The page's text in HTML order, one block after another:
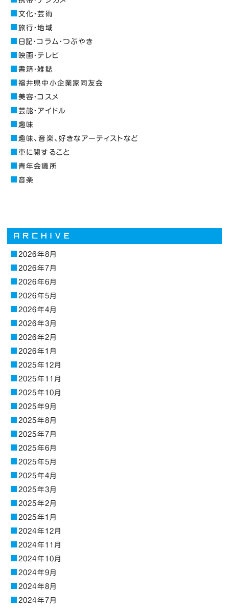
文化・芸術
旅行・地域
日記・コラム・つぶやき
映画・テレビ
書籍・雑誌
福井県中小企業家同友会
美容・コスメ
芸能・アイドル
趣味
趣味、音楽、好きなアーティストなど
車に関すること
青年会議所
音楽
2026年8月
2026年7月
2026年6月
2026年5月
2026年4月
2026年3月
2026年2月
2026年1月
2025年12月
2025年11月
2025年10月
2025年9月
2025年8月
2025年7月
2025年6月
2025年5月
2025年4月
2025年3月
2025年2月
2025年1月
2024年12月
2024年11月
2024年10月
2024年9月
2024年8月
2024年7月